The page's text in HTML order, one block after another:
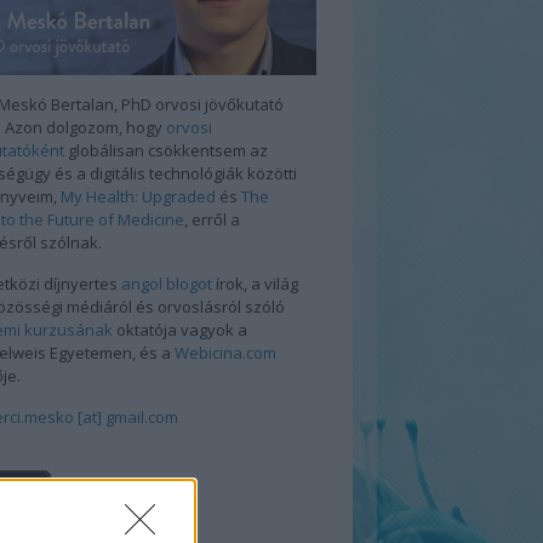
Bertalan, PhD orvosi jövőkutató
Azon dolgozom, hogy orvosi
globálisan csökkentsem az
és a digitális technológiák közötti
My Health: Upgraded és The
the Future of Medicine, erről a
szólnak.
díjnyertes angol blogot írok, a világ
médiáról és orvoslásról szóló
kurzusának oktatója vagyok a
Egyetemen, és a Webicina.com
[at] gmail.com